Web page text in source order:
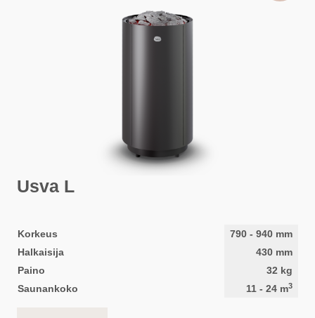
Usva L
Korkeus 790 - 940 mm
Halkaisija
430 mm
Paino
32 kg
Saunankoko
11 - 24 m3